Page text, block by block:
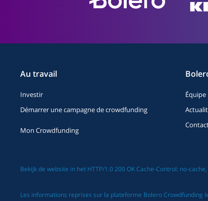
Au travail
Investir
Démarrer une campagne de crowdfunding
Mon Crowdfunding
Équipe
Bekijk de website in het HTTP/1.0 200 OK Cache-Control: no-
Les informations reprises sur la plateforme Bolero Crowdfunding